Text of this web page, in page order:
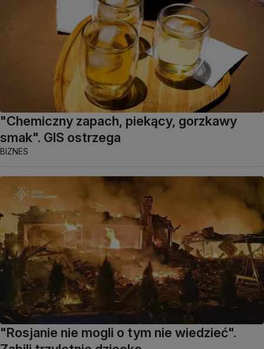
"Chemiczny zapach, piekący, gorzkawy
smak". GIS ostrzega
BIZNES
"Rosjanie nie mogli o tym nie wiedzieć".